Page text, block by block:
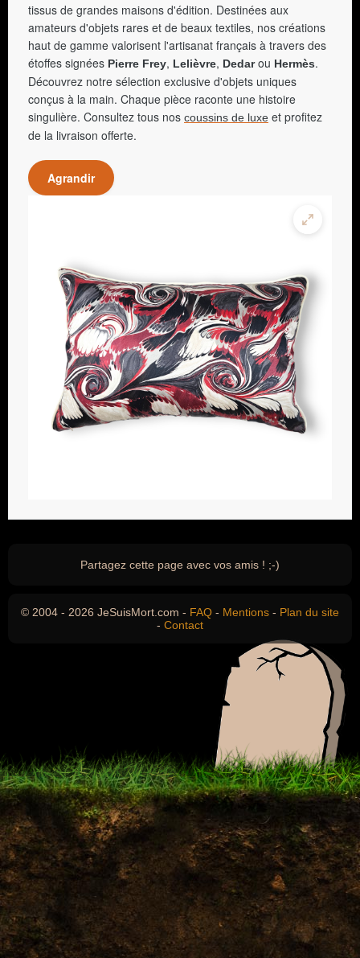
tissus de grandes maisons d'édition. Destinées aux
amateurs d'objets rares et de beaux textiles, nos créations
haut de gamme valorisent l'artisanat français à travers des
étoffes signées Pierre Frey, Lelièvre, Dedarou Hermès.
Découvrez notre sélection exclusive d'objets uniques
conçus à la main. Chaque pièce raconte une histoire
singulière. Consultez tous nos coussins de luxe et profitez
de la livraison offerte.
Agrandir
Partagez cette page avec vos amis ! ;-)
© 2004 - 2026 JeSuisMort.com - FAQ - Mentions - Plan du site
- Contact